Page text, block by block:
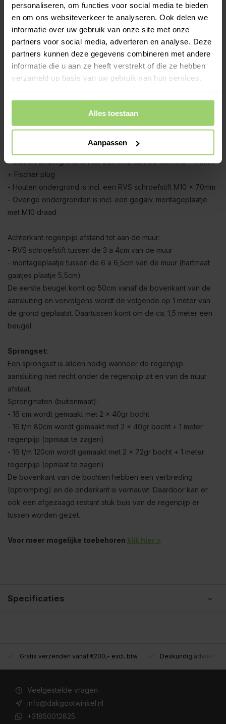
personaliseren, om functies voor social media te bieden
en om ons websiteverkeer te analyseren. Ook delen we
informatie over uw gebruik van onze site met onze
partners voor social media, adverteren en analyse. Deze
partners kunnen deze gegevens combineren met andere
informatie die u aan ze heeft verstrekt of die ze hebben
verzameld op basis van uw gebruik van hun services.
Alles toestaan
Aanpassen
Regenpijp lengtes:
Regenpijpen worden eenvoudig in elkaar geschoven. Per
deel wordt deze ca 5 a 10cm in de onderliggen buis
geschoven. Om die reden is bijvoorbeeld de 4,95 meter set (1
x 3 meter + 1 x 2 meter) ca. 5cm korter na montage.
De regenpijp wordt geleverd inclusiefzinkenbeugels met
RVS schroefoog en zinken dubbele overschuifwrong (de
wrong zorgt voor traditioneel uiterlijk).
- Stenen ondergrond is incl. een RVS schroefstift M10 x 70mm
+ Fischer plug
- Houten ondergrond is incl. een RVS schroefstift M10 x 70mm
- Overige ondergronden is incl. een gegalv. montageplaatje
met M10 draad
Achterkant regenpijp afstand tot aan de muur:
- RVS schroefstift tussen de 3 a 4cm van de muur
- montageplaatje tussen de 6 a 6,5cm van de muur (hartmaat
gaatjes plaatje 5,5cm)
De eerste beugel komt op 50cm vanaf de bovenkant van de
aansluiting en vervolgens wordt de volgende op 1 meter van
de grond geplaatst. Daartussen komt om de ca. 1,5 meter een
beugel.
Sprongset:
Een sprongset is alleen nodig wanneer de regenpijp
aansluiting niet recht onder de regenpijp zit en van de muur
afstaat.
Sprongmaten (buitenmaat):
- 16 cm wordt gemaakt met 2 x 40gr bocht
- 16 t/m 80cm wordt gemaakt met 2 x 40gr bocht + 1 meter
regenpijp (opmaat te zagen)
- 16 t/m 120cm wordt gemaakt met 2 x 72gr bocht + 1 meter
regenpijp (opmaat te zagen)
De bovenkant van de bochten hebben een verbreding
(optromping) en de onderkant is vernauwt. Daardoor kan er
ook een afgezaagd restant stuk buis van de regenpijp er
tussen worden gezet.
Voor meer mogelijke toebehoren klik hier >
Specificaties
Gratis verzenden vanaf €200,- excl. btw Deskundig advies!
Veelgestelde vragen
info@dakgootwinkel.nl
+31850012825